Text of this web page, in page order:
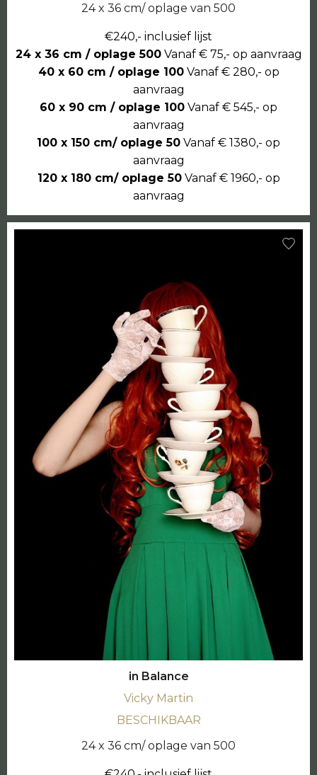
24 x 36 cm/ oplage van 500
€240,- inclusief lijst
24 x 36 cm / oplage 500Vanaf € 75,- op aanvraag
40 x 60 cm / oplage 100Vanaf € 280,- op
aanvraag
60 x 90 cm / oplage 100 Vanaf € 545,- op
aanvraag
100 x 150 cm/ oplage 50 Vanaf € 1380,- op
aanvraag
120 x 180 cm/ oplage 50Vanaf € 1960,- op
aanvraag
in Balance
Vicky Martin
BESCHIKBAAR
24 x 36 cm/ oplage van 500